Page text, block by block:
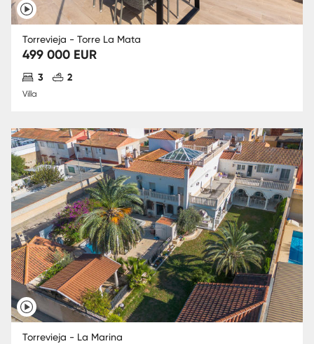
Torrevieja - Torre La Mata
499 000 EUR
Antal sovrum
3 Antal badrum
2
Villa
Torrevieja - La Marina